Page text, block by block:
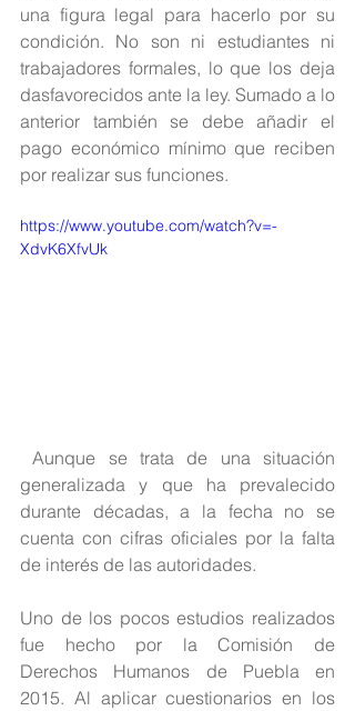
una figura legal para hacerlo por su
condición. No son ni estudiantes ni
trabajadores formales, lo que los deja
dasfavorecidos ante la ley. Sumado a lo
anterior también se debe añadir el
pago económico mínimo que reciben
por realizar sus funciones.
https://www.youtube.com/watch?v=-
XdvK6XfvUk
Aunque se trata de una situación
generalizada y que ha prevalecido
durante décadas, a la fecha no se
cuenta con cifras oficiales por la falta
de interés de las autoridades.
Uno de los pocos estudios realizados
fue hecho por la Comisión de
Derechos Humanos de Puebla en
2015. Al aplicar cuestionarios en los